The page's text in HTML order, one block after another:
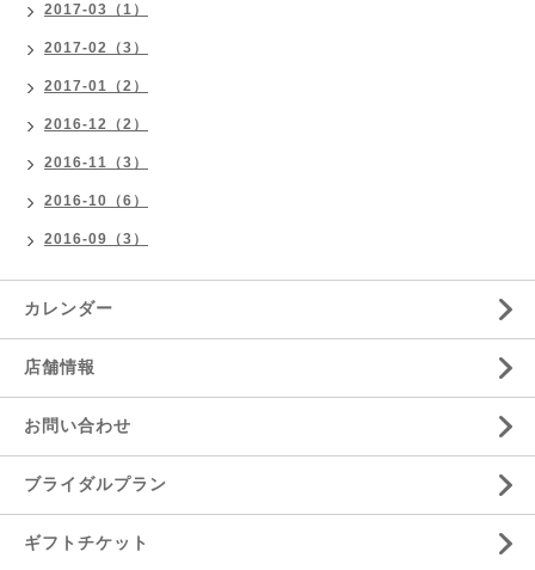
2017-03（1）
2017-02（3）
2017-01（2）
2016-12（2）
2016-11（3）
2016-10（6）
2016-09（3）
カレンダー
店舗情報
お問い合わせ
ブライダルプラン
ギフトチケット